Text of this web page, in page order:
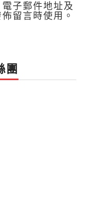
子郵件地址及
留言時使用。
團